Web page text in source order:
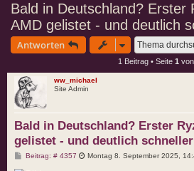
Bald in Deutschland? Erster
AMD gelistet - und deutlich
Antworten
1 Beitrag • Seite 1 von
ww_michael
Site Admin
Bald in Deutschland? Erster
gelistet - und deutlich schneller
Beitrag: # 4357B
Montag 8. September 2025,